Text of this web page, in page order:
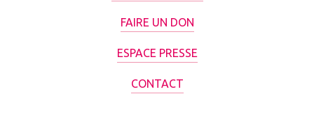
FAIRE UN DON
ESPACE PRESSE
CONTACT